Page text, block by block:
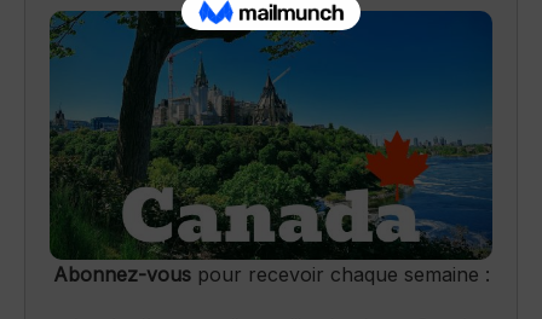
Abonnez-vouspour recevoir chaque semaine :